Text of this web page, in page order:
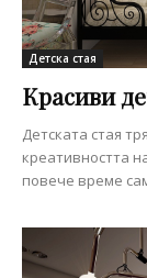
Детска стая
Красиви
Детската стая
креативността
повече време